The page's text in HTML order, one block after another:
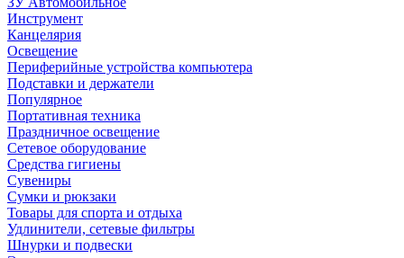
Инструмент
Канцелярия
Освещение
Периферийные устройства компьютера
Подставки и держатели
Популярное
Портативная техника
Праздничное освещение
Сетевое оборудование
Средства гигиены
Сувениры
Сумки и рюкзаки
Товары для спорта и отдыха
Удлинители, сетевые фильтры
Шнурки и подвески